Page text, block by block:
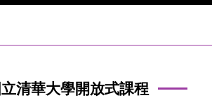
清華大學開放式課程